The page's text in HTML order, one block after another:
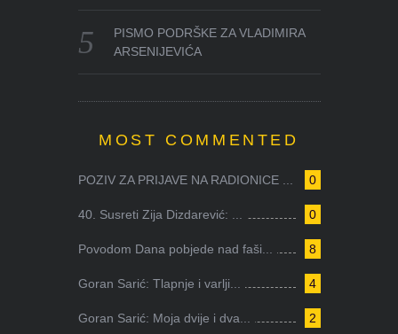
PISMO PODRŠKE ZA VLADIMIRA
ARSENIJEVIĆA
MOST COMMENTED
0
POZIV ZA PRIJAVE NA RADIONICE ...
0
40. Susreti Zija Dizdarević: ...
8
Povodom Dana pobjede nad faši...
4
Goran Sarić: Tlapnje i varlji...
2
Goran Sarić: Moja dvije i dva...